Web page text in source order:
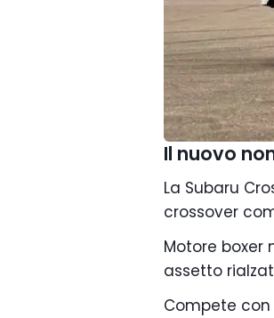
Il nuovo
La Subaru
crossover
Motore boxer
assetto
Compete con